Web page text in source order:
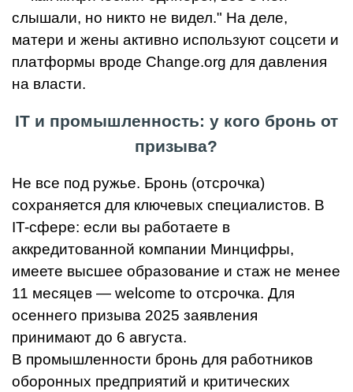
слышали, но никто не видел." На деле,
матери и жены активно используют соцсети и
платформы вроде Change.org для давления
на власти.
IT и промышленность: у кого бронь от
призыва?
Не все под ружье. Бронь (отсрочка)
сохраняется для ключевых специалистов. В
IT-сфере: если вы работаете в
аккредитованной компании Минцифры,
имеете высшее образование и стаж не менее
11 месяцев — welcome to отсрочка. Для
осеннего призыва 2025 заявления
принимают до 6 августа.
В промышленности бронь для работников
оборонных предприятий и критических